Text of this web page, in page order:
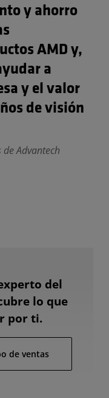
y ahorro
AMD y,
a
y el valor
de visión
Advantech
del
lo que
por ti.
de ventas